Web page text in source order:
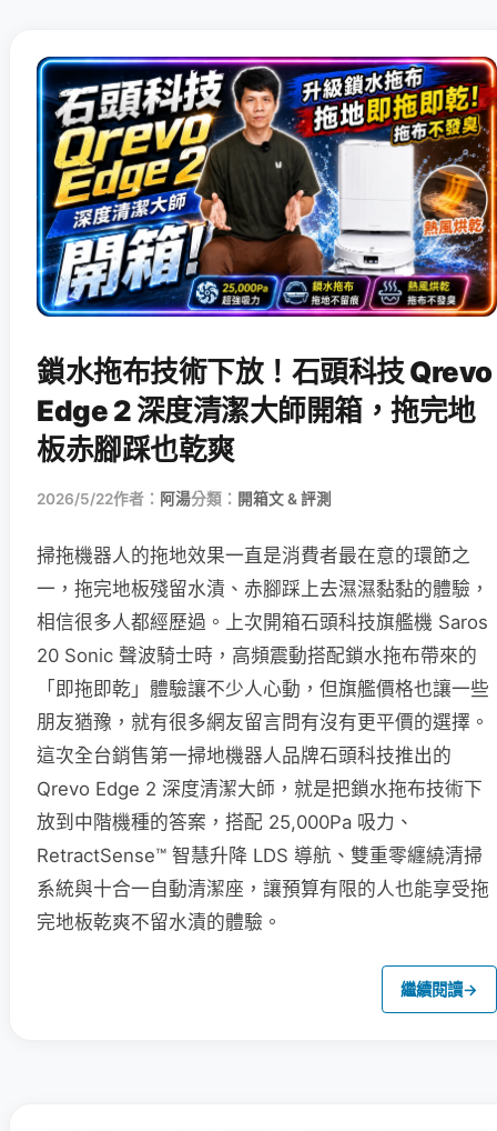
鎖水拖布技術下放！石頭科技 Qrevo
Edge 2 深度清潔大師開箱，拖完地
板赤腳踩也乾爽
2026/5/22作者： 阿湯分類： 開箱文 & 評測
掃拖機器人的拖地效果一直是消費者最在意的環節之
一，拖完地板殘留水漬、赤腳踩上去濕濕黏黏的體驗，
相信很多人都經歷過。上次開箱石頭科技旗艦機 Saros
20 Sonic 聲波騎士時，高頻震動搭配鎖水拖布帶來的
「即拖即乾」體驗讓不少人心動，但旗艦價格也讓一些
朋友猶豫，就有很多網友留言問有沒有更平價的選擇。
這次全台銷售第一掃地機器人品牌石頭科技推出的
Qrevo Edge 2 深度清潔大師，就是把鎖水拖布技術下
放到中階機種的答案，搭配 25,000Pa 吸力、
RetractSense™ 智慧升降 LDS 導航、雙重零纏繞清掃
系統與十合一自動清潔座，讓預算有限的人也能享受拖
完地板乾爽不留水漬的體驗。
繼續閱讀→